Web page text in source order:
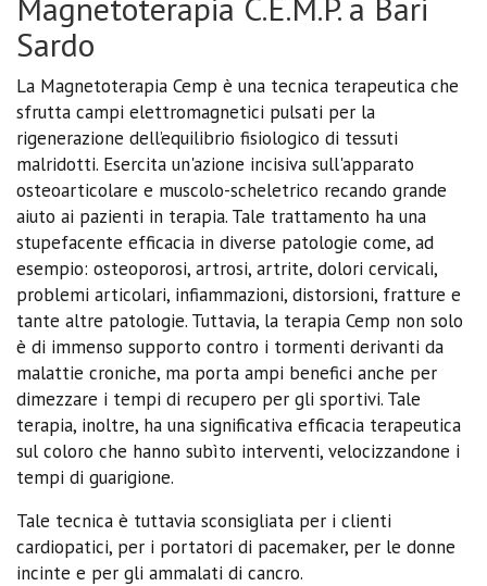
Sardo
La Magnetoterapia Cemp è una tecnica terapeutica che
sfrutta campi elettromagnetici pulsati per la
rigenerazione dell’equilibrio fisiologico di tessuti
malridotti. Esercita un'azione incisiva sull'apparato
osteoarticolare e muscolo-scheletrico recando grande
aiuto ai pazienti in terapia. Tale trattamento ha una
stupefacente efficacia in diverse patologie come, ad
esempio: osteoporosi, artrosi, artrite, dolori cervicali,
problemi articolari, infiammazioni, distorsioni, fratture e
tante altre patologie. Tuttavia, la terapia Cemp non solo
è di immenso supporto contro i tormenti derivanti da
malattie croniche, ma porta ampi benefici anche per
dimezzare i tempi di recupero per gli sportivi. Tale
terapia, inoltre, ha una significativa efficacia terapeutica
sul coloro che hanno subìto interventi, velocizzandone i
tempi di guarigione.
Tale tecnica è tuttavia sconsigliata per i clienti
cardiopatici, per i portatori di pacemaker, per le donne
incinte e per gli ammalati di cancro.